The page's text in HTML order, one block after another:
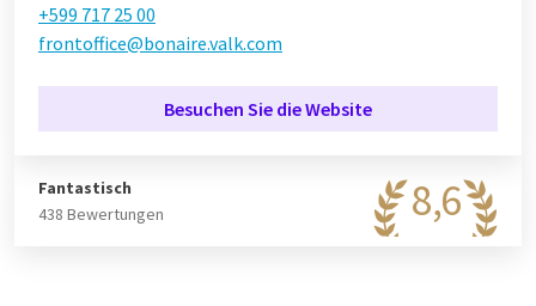
+599 717 25 00
frontoffice@bonaire.valk.com
Besuchen Sie die Website
8,6
Fantastisch
438 Bewertungen